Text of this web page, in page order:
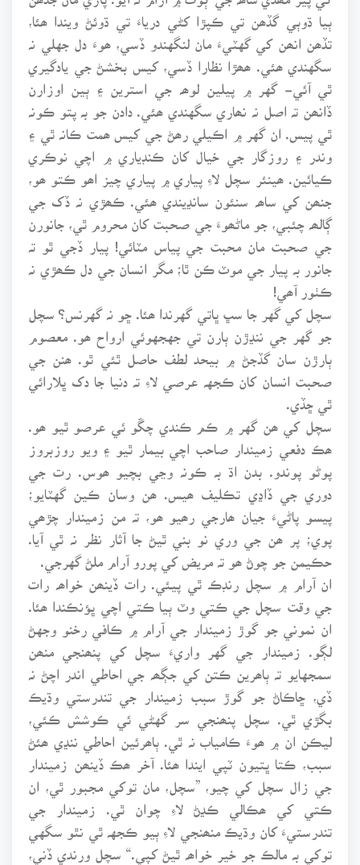
ٻيا ڌوٻي گڏھن تي ڪپڙا کڻي درياءَ تي ڌوئڻ ويندا ھئا،
تڏھن انھن کي گهٽيءَ مان لنگهندو ڏسي، ھوءَ دل جهلي نہ
سگهندي ھئي. ھھڙا نظارا ڏسي، کيس بخشڻ جي يادگيري
ٿي آئي- گهر ۾ پيلين لوھہ جي استرين ۽ ٻين اوزارن
ڏانھن تہ اصل نہ نھاري سگهندي ھئي. دادن جو بہ پتو ڪونہ
ٿي پيس. ان گهر ۾ اڪيلي رھڻ جي کيس ھمت ڪانہ ٿي ۽
وندر ۽ روزگار جي خيال کان ڪنڊياري ۾ اچي نوڪري
ڪيائين. ھينئر سچل لاءِ پياري ۾ پياري چيز اھو ڪتو ھو،
جنھن کي ساھہ سنئون سانڍيندي ھئي. ڪھڙي نہ ڏک جي
ڳالھہ چئبي، جو ماڻھوءَ جي صحبت کان محروم ٿي، جانورن
جي صحبت مان محبت جي پياس مٽائي! پيار ڏجي ٿو تہ
جانور بہ پيار جي موٽ ڪن ٿا؛ مگر انسان جي دل ڪھڙي نہ
ڪٺور آھي!
سچل کي گهر جا سڀ ڀاتي گهرندا ھئا. ڇو نہ گهرنس؟ سچل
جو گهر جي ننڍڙن ٻارن تي جهجهوئي ارواح ھو. معصوم
ٻارڙن سان گڏجڻ ۾ بيحد لطف حاصل ٿئي ٿو. ھنن جي
صحبت انسان کان ڪجهہ عرصي لاءِ تہ دنيا جا دک ڀلارائي
ٿي ڇڏي.
سچل کي ھن گهر ۾ ڪم ڪندي چڱو ئي عرصو ٿيو ھو.
ھڪ دفعي زميندار صاحب اچي بيمار ٿيو ۽ ويو روزبروز
پوڻو پوندو. بدن اڌ بہ ڪونہ وڃي بچيو ھوس. رت جي
دوري جي ڏاڍي تڪليف ھيس. ھن وسان ڪين گهٽايو؛
پيسو پاڻيءَ جيان ھارجي رھيو ھو، تہ من زميندار چڙھي
پوي؛ پر ھن جي وري نو بني ٿيڻ جا آثار نظر نہ ٿي آيا.
حڪيمن جو چوڻ ھو تہ مريض کي پورو آرام ملڻ گهرجي.
ان آرام ۾ سچل رنڊڪ ٿي پيئي. رات ڏينھن خواھہ رات
جي وقت سچل جي ڪتي وٽ ٻيا ڪتي اچي ڀؤنڪندا ھئا.
ان نموني جو گوڙ زميندار جي آرام ۾ ڪافي رخنو وجهڻ
لڳو. زميندار جي گهر واريءَ سچل کي پنھنجي منھن
سمجهايو تہ ٻاھرين ڪتن کي جڳھہ جي احاطي اندر اچڻ نہ
ڏي، ڇاڪاڻ جو گوڙ سبب زميندار جي تندرستي وڌيڪ
بگڙي ٿي. سچل پنھنجي سر گهڻي ئي ڪوشش ڪئي،
ليڪن ان ۾ ھوءَ ڪامياب نہ ٿي. ٻاھرئين احاطي ننڍي ھئڻ
سبب، ڪتا ڀتيون ٽپي ايندا ھئا. آخر ھڪ ڏينھن زميندار
جي زال سچل کي چيو، ”سچل، مان توکي مجبور ٿي، ان
ڪتي کي ھڪالي ڪڍڻ لاءِ چوان ٿي. زميندار جي
تندرستيءَ کان وڌيڪ منھنجي لاءِ ٻيو ڪجهہ ٿي نٿو سگهي
توکي بہ مالڪ جو خير خواھہ ٿيڻ کپي.“ سچل ورندي ڏني،